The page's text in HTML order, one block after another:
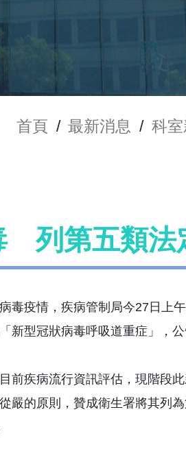
首頁 / 最新消息 / 科
列第五類法
毒疫情，疾病管制局今27日上
新型冠狀病毒呼吸道重症」，公
前疾病流行資訊評估，現階段
嚴的原則，贊成衛生署將其列